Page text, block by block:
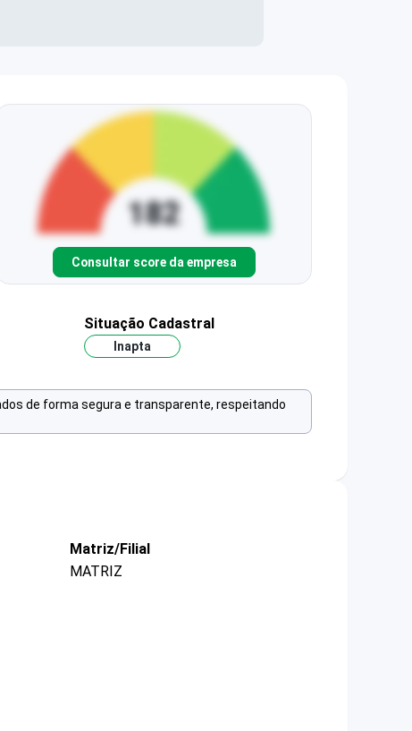
Consultar score da empresa
Situação Cadastral
Inapta
de forma segura e transparente, respeitando
Matriz/Filial
MATRIZ